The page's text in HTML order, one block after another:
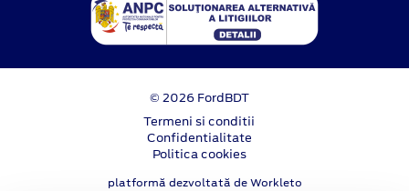
© 2026 FordBDT
Termeni si conditii
Confidentialitate
Politica cookies
platformă dezvoltată de Workleto